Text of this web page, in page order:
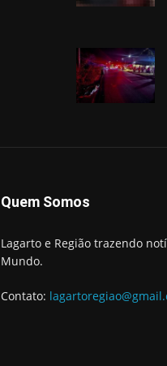
Quem Somos
Lagarto e Região trazendo
Mundo.
Contato: